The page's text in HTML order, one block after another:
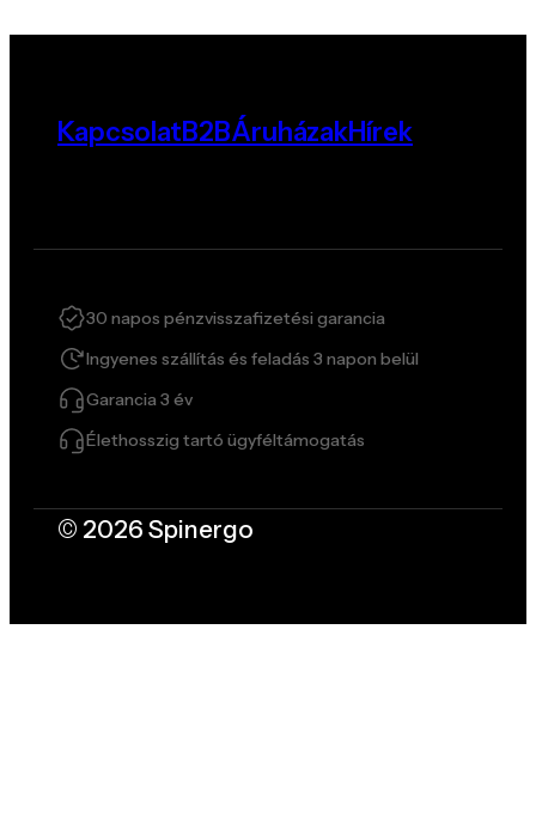
KapcsolatB2BÁruházakHírek
30 napos pénzvisszafizetési garancia
Ingyenes szállítás és feladás 3 napon belül
Garancia 3 év
Élethosszig tartó ügyféltámogatás
© 2026 Spinergo